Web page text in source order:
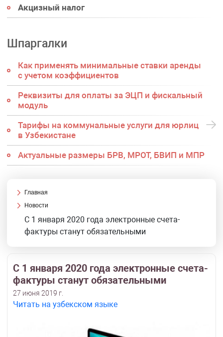
Акцизный налог
Шпаргалки
Как применять минимальные ставки аренды
с учетом коэффициентов
Реквизиты для оплаты за ЭЦП и фискальный
модуль
Тарифы на коммунальные услуги для юрлиц
в Узбекистане
Актуальные размеры БРВ, МРОТ, БВИП и МПР
Главная
Новости
С 1 января 2020 года электронные счета-
фактуры станут обязательными
С 1 января 2020 года электронные счета-
фактуры станут обязательными
27 июня 2019 г.
Читать на узбекском языке